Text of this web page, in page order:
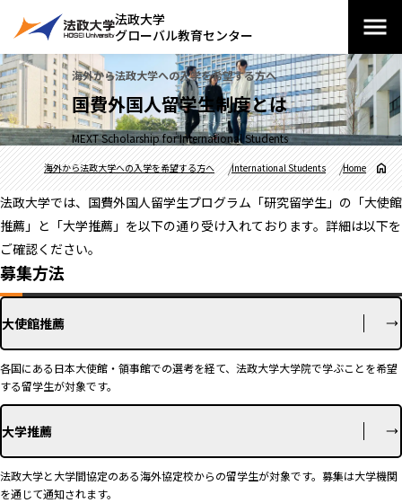
法政大学
グローバル教育センター
海外から法政大学への入学を希望する方へ
国費外国人留学生制度とは
MEXT Scholarship for International Students
Home
International Students
海外から法政大学への入学を希望する方へ
法政大学では、国費外国人留学生プログラム「研究留学生」の「大使館
推薦」と「大学推薦」を以下の通り受け入れております。詳細は以下を
ご確認ください。
募集方法
大使館推薦
各国にある日本大使館・領事館での選考を経て、法政大学大学院で学ぶことを希望
する留学生が対象です。
大学推薦
法政大学と大学間協定のある海外協定校からの留学生が対象です。募集は大学機関
を通じて通知されます。